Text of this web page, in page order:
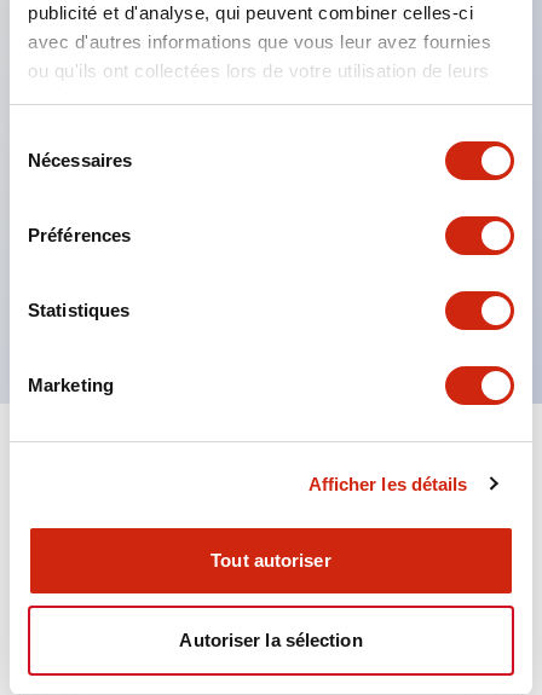
publicité et d'analyse, qui peuvent combiner celles-ci
avec d'autres informations que vous leur avez fournies
ou qu'ils ont collectées lors de votre utilisation de leurs
services.
Nécessaires
Préférences
Statistiques
Marketing
Afficher les détails
Tout autoriser
Autoriser la sélection
également facile même lors du montage en groupe
serré.
La structure de protection est de type résistant
de type fermé)
normes EN. (Sauf buzzer)
Catalogues Et Brochures
01/09/2025.PDF731.97KB